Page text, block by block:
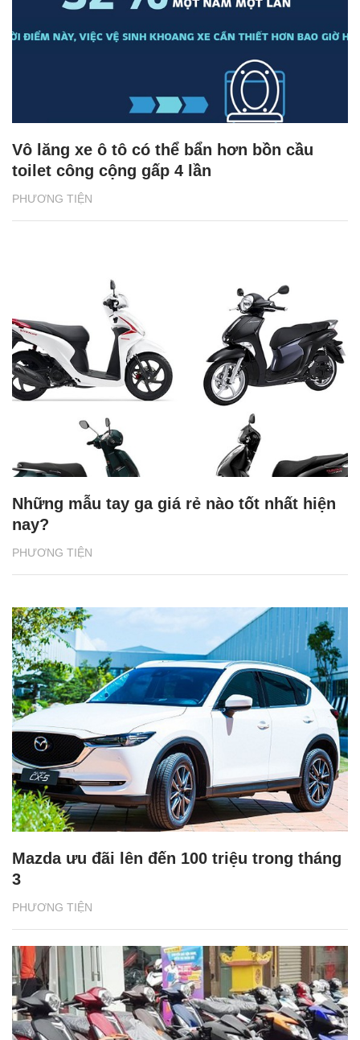
PHƯƠNG TIỆN
Vô lăng xe ô tô có thể bẩn hơn bồn cầu
toilet công cộng gấp 4 lần
PHƯƠNG TIỆN
Những mẫu tay ga giá rẻ nào tốt nhất hiện
nay?
PHƯƠNG TIỆN
Mazda ưu đãi lên đến 100 triệu trong tháng
3